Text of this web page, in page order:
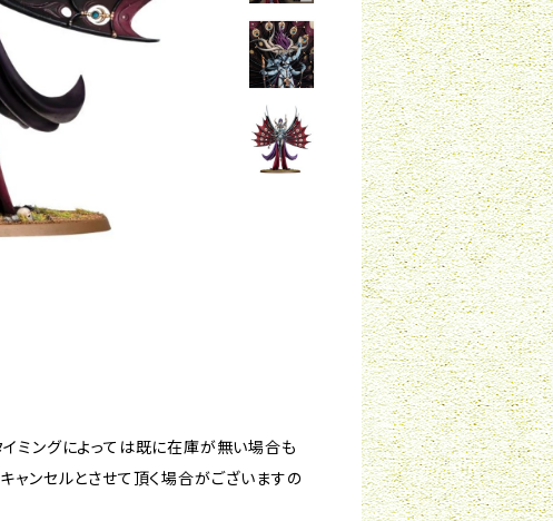
ミングによっては既に在庫が無い場合も
ャンセルとさせて頂く場合がございますの